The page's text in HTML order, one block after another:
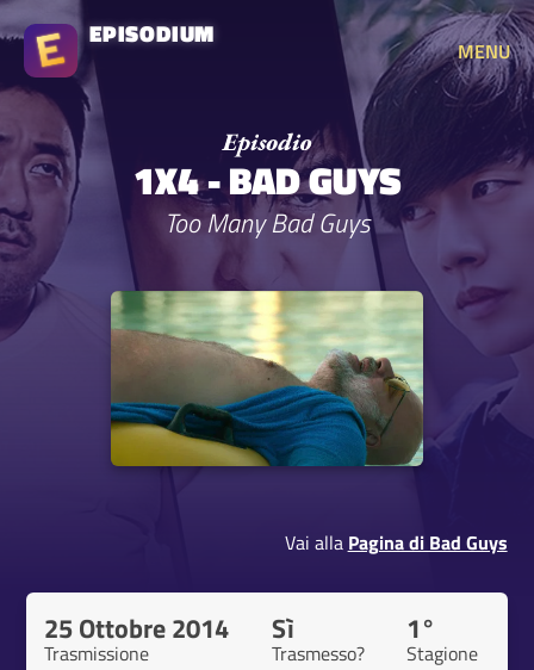
EPISODIUM
MENU
1X4 - BAD GUYS
Too Many Bad Guys
Vai alla Pagina di Bad Guys
25 Ottobre 2014
Trasmissione
Sì
Trasmesso?
1°
Stagione